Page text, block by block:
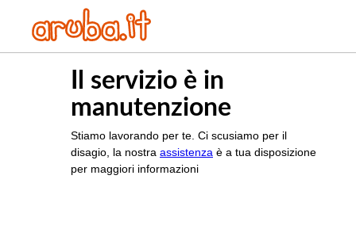
Il servizio è in
manutenzione
Stiamo lavorando per te. Ci scusiamo per il
disagio, la nostra assistenza è a tua disposizione
per maggiori informazioni